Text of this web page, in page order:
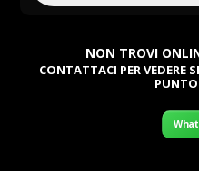
NON TROVI
CONTATTACI PER VEDERE